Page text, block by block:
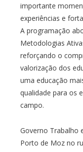
importante
experiências e
A programação
Metodologias
reforçando o
valorização dos
uma educação
qualidade para os
campo.
Governo Trabalho
Porto de Moz no